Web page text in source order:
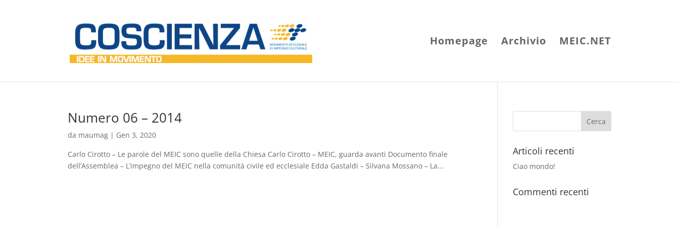
Homepage Archivio MEIC.NET
Numero 06 – 2014
da maumag | Gen 3, 2020
Carlo Cirotto – Le parole del MEIC sono quelle della Chiesa Carlo Cirotto – MEIC, guarda avanti Documento finale
dell’Assemblea – L’impegno del MEIC nella comunità civile ed ecclesiale Edda Gastaldi – Silvana Mossano – La...
Articoli recenti
Ciao mondo!
Commenti recenti